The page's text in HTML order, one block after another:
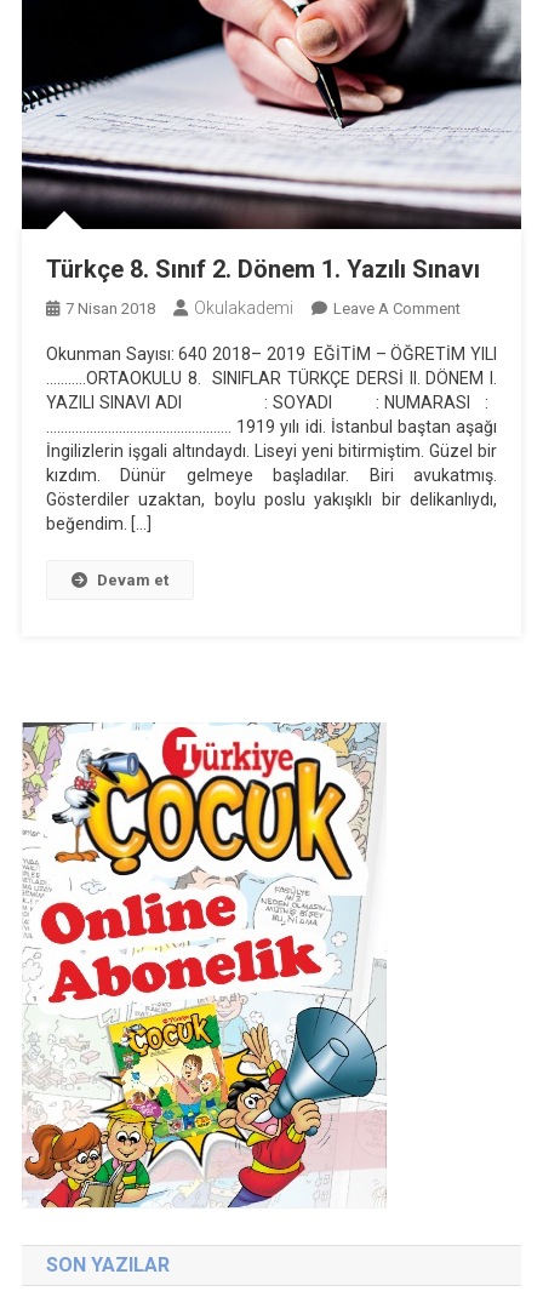
Türkçe 8. Sınıf 2. Dönem 1. Yazılı Sınavı
7 Nisan 2018 Okulakademi Leave A CommentOn
8.
Sınıf
2.
Dönem
1.
Yazılı
Okunman Sayısı: 640 2018– 2019 EĞİTİM – ÖĞRETİM YILI
………..ORTAOKULU 8. SINIFLAR TÜRKÇE DERSİ II. DÖNEM I.
YAZILI SINAVI ADI : SOYADI : NUMARASI :
…………………………………………… 1919 yılı idi. İstanbul baştan aşağı
İngilizlerin işgali altındaydı. Liseyi yeni bitirmiştim. Güzel bir
kızdım. Dünür gelmeye başladılar. Biri avukatmış.
Gösterdiler uzaktan, boylu poslu yakışıklı bir delikanlıydı,
beğendim. […]
Devam et
SON YAZILAR